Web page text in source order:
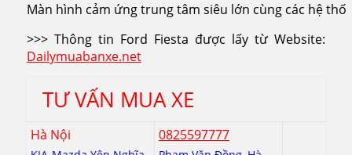
Màn hình cảm ứng trung tâm siêu lớn cùng các hệ
>>> Thông tin Ford Fiesta được lấy từ Website:
Dailymuabanxe.net
TƯ VẤN MUA XE
Hà Nội 0825597777